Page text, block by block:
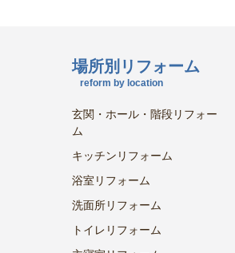
場所別リフォーム
reform by location
玄関・ホール・階段リフォー
ム
キッチンリフォーム
浴室リフォーム
洗面所リフォーム
トイレリフォーム